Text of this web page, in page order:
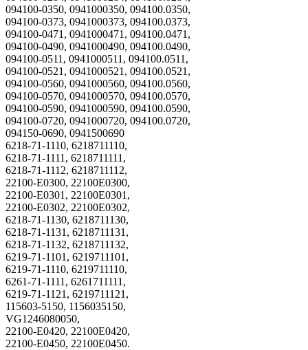
094100-0350, 0941000350, 094100.0350,
094100-0373, 0941000373, 094100.0373,
094100-0471, 0941000471, 094100.0471,
094100-0490, 0941000490, 094100.0490,
094100-0511, 0941000511, 094100.0511,
094100-0521, 0941000521, 094100.0521,
094100-0560, 0941000560, 094100.0560,
094100-0570, 0941000570, 094100.0570,
094100-0590, 0941000590, 094100.0590,
094100-0720, 0941000720, 094100.0720,
094150-0690, 0941500690
6218-71-1110, 6218711110,
6218-71-1111, 6218711111,
6218-71-1112, 6218711112,
22100-E0300, 22100E0300,
22100-E0301, 22100E0301,
22100-E0302, 22100E0302,
6218-71-1130, 6218711130,
6218-71-1131, 6218711131,
6218-71-1132, 6218711132,
6219-71-1101, 6219711101,
6219-71-1110, 6219711110,
6261-71-1111, 6261711111,
6219-71-1121, 6219711121,
115603-5150, 1156035150,
VG1246080050,
22100-E0420, 22100E0420,
22100-E0450, 22100E0450.